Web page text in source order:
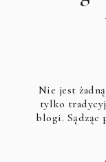
Nie jest
tylko
blogi. Sądząc